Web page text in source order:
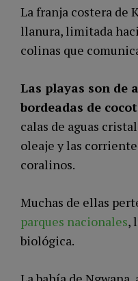
La franja costera de
llanura, limitada
colinas que
Las playas son de
bordeadas de
calas de aguas
oleaje y las
coralinos.
Muchas de ellas
parques nacionales,
biológica.